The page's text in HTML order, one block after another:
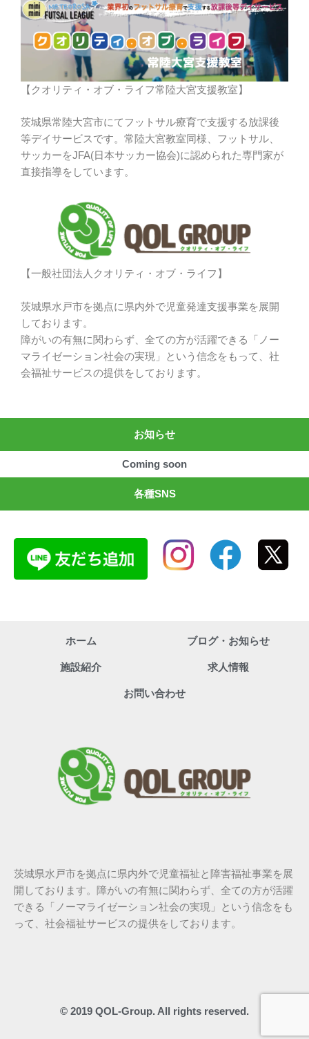
【クオリティ・オブ・ライフ常陸大宮支援教室】
茨城県常陸大宮市にてフットサル療育で支援する放課後
等デイサービスです。常陸大宮教室同様、フットサル、
サッカーをJFA(日本サッカー協会)に認められた専門家が
直接指導をしています。
【一般社団法人クオリティ・オブ・ライフ】
茨城県水戸市を拠点に県内外で児童発達支援事業を展開
しております。
障がいの有無に関わらず、全ての方が活躍できる「ノー
マライゼーション社会の実現」という信念をもって、社
会福祉サービスの提供をしております。
お知らせ
Coming soon
各種SNS
ホーム ブログ・お知らせ
施設紹介 求人情報
お問い合わせ
茨城県水戸市を拠点に県内外で児童福祉と障害福祉事業を展
開しております。障がいの有無に関わらず、全ての方が活躍
できる「ノーマライゼーション社会の実現」という信念をも
って、社会福祉サービスの提供をしております。
© 2019 QOL-Group. All rights reserved.